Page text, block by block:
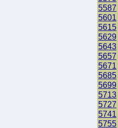
5587
5601
5615
5629
5643
5657
5671
5685
5699
5713
5727
5741
5755